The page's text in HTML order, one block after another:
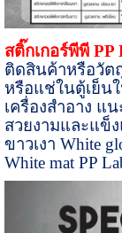
สติ๊กเกอร์พีพี PP
ติดสินค้าหรือวัต
หรือแช่ในตู้เย็น
เครื่องสำอาง แ
สวยงามและแข็
ขาวเงา White
White mat PP